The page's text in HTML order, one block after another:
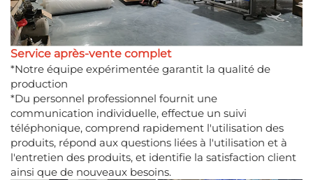
Service après-vente complet
*Notre équipe expérimentée garantit la qualité de
production
*Du personnel professionnel fournit une
communication individuelle, effectue un suivi
téléphonique, comprend rapidement l'utilisation des
produits, répond aux questions liées à l'utilisation et à
l'entretien des produits, et identifie la satisfaction client
ainsi que de nouveaux besoins.